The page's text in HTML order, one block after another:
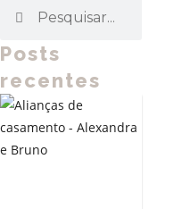
Posts
recentes